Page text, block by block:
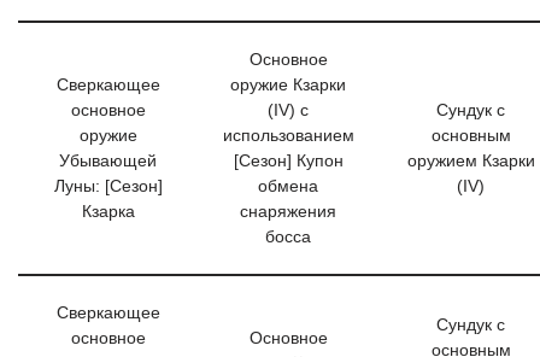
Сверкающее
основное
оружие
Убывающей
Луны: [Сезон]
Кзарка
Основное
оружие Кзарки
(IV) с
использованием
[Сезон] Купон
обмена
снаряжения
босса
Сундук с
основным
оружием Кзарки
(IV)
Сверкающее
основное
Основное
Сундук с
основным